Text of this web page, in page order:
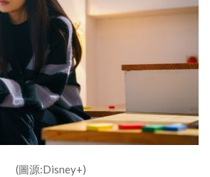
(圖源:Disney+)